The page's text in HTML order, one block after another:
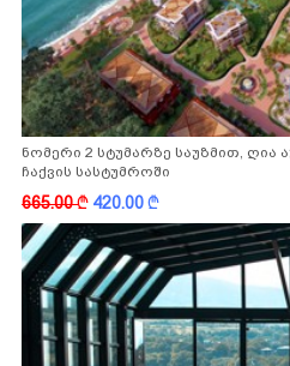
ნომერი 2 სტუმარზე საუზმით, ღია
ჩაქვის სასტუმროში
665.00k 420.00k